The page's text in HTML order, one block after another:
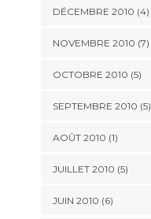
DÉCEMBRE 2010 (4)
NOVEMBRE 2010 (7)
OCTOBRE 2010 (5)
SEPTEMBRE 2010 (5)
AOÛT 2010 (1)
JUILLET 2010 (5)
JUIN 2010 (6)